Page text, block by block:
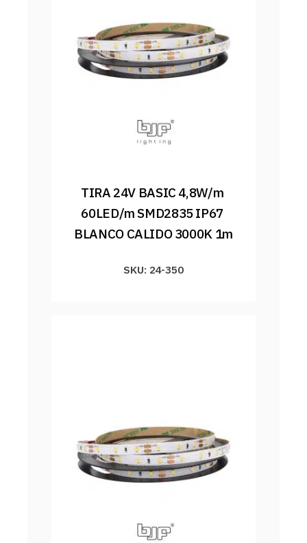
TIRA 24V BASIC 4,8W/m
60LED/m SMD2835 IP67
BLANCO CALIDO 3000K 1m
SKU: 24-350